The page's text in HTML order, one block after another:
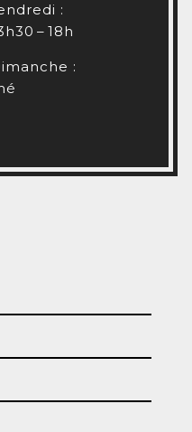
:
– 18h
: